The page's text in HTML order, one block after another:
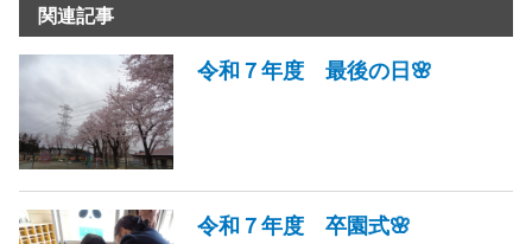
関連記事
令和７年度 最後の日🌸
令和７年度 卒園式🌸